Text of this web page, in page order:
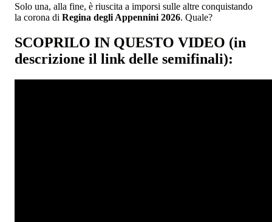
Solo una, alla fine, è riuscita a imporsi sulle altre conquistando
la corona di Regina degli Appennini 2026. Quale?
SCOPRILO IN QUESTO VIDEO (in
descrizione il link delle semifinali):